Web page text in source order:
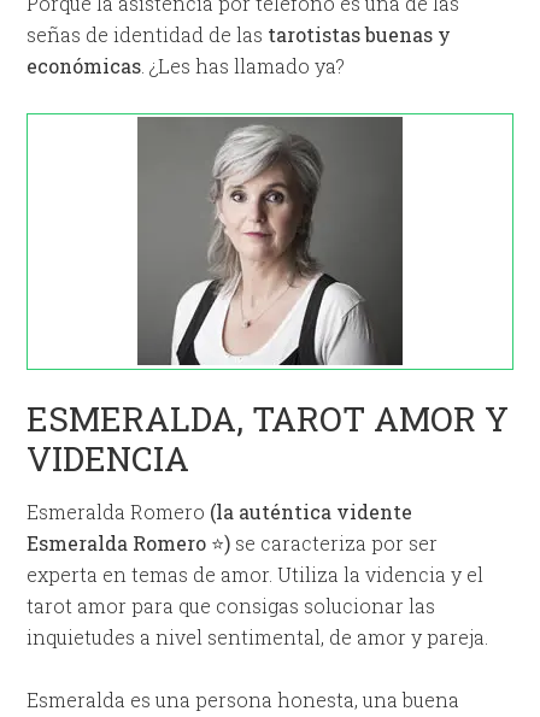
señas de identidad de las tarotistas buenas y
económicas . ¿Les has llamado ya?
ESMERALDA, TAROT AMOR Y
VIDENCIA
Esmeralda Romero (la auténtica vidente
Esmeralda Romero ⭐) se caracteriza por ser
experta en temas de amor. Utiliza la videncia y el
tarot amor para que consigas solucionar las
inquietudes a nivel sentimental, de amor y pareja.
Esmeralda es una persona honesta, una buena